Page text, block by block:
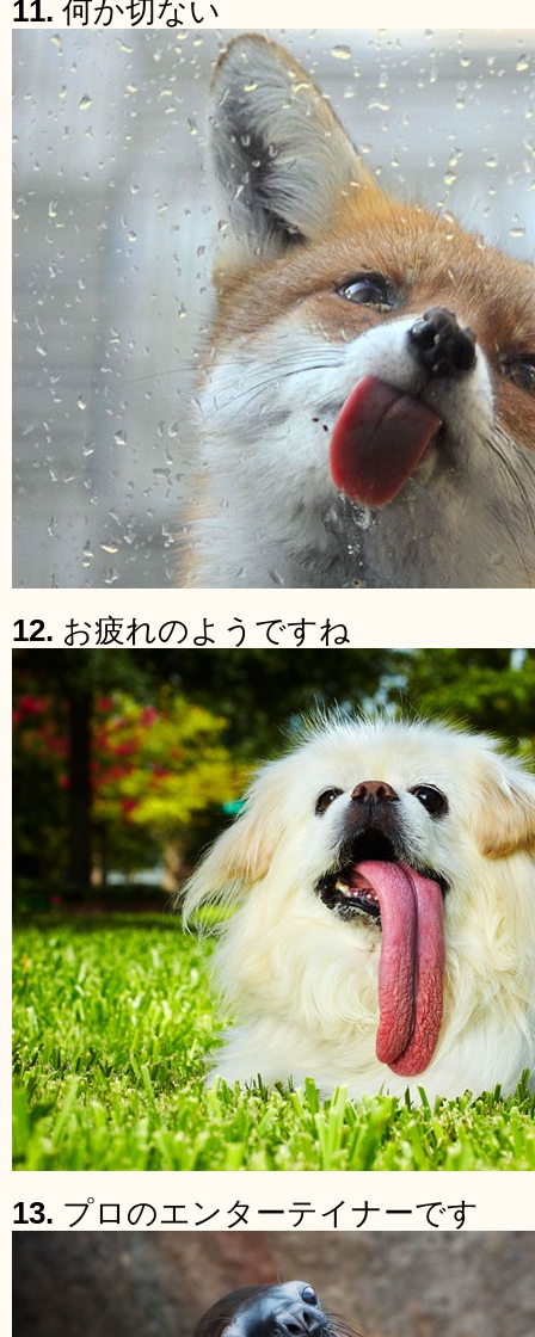
11. 何か切ない
12. お疲れのようですね
13. プロのエンターテイナーです